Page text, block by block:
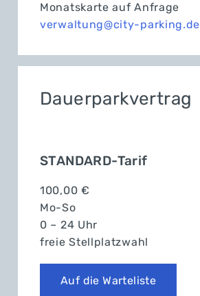
Monatskarte auf Anfrage
verwaltung@city-parking.de
Dauerparkvertrag
STANDARD-Tarif
100,00 €
Mo-So
0 – 24 Uhr
freie Stellplatzwahl
Auf die Warteliste